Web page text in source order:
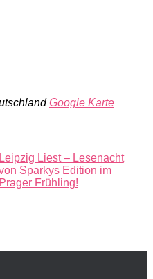
Google Karte
Leipzig Liest – Lesenacht
Sparkys Edition im
Prager Frühling!